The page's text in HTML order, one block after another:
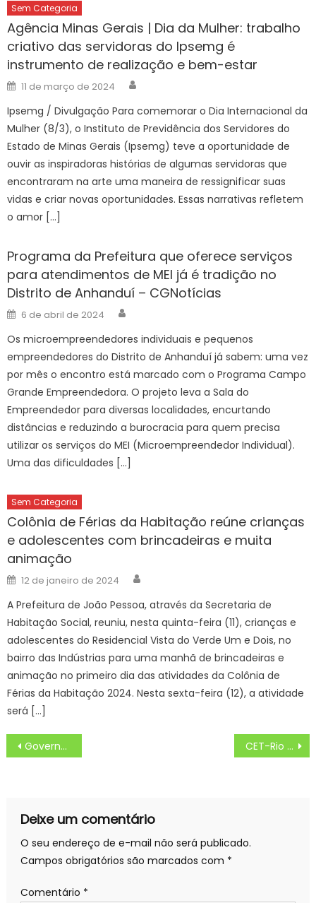
Sem Categoria
Agência Minas Gerais | Dia da Mulher: trabalho
criativo das servidoras do Ipsemg é
instrumento de realização e bem-estar
Posted
on
11 de março de 2024
Ipsemg / Divulgação Para comemorar o Dia Internacional da
Mulher (8/3), o Instituto de Previdência dos Servidores do
Estado de Minas Gerais (Ipsemg) teve a oportunidade de
ouvir as inspiradoras histórias de algumas servidoras que
encontraram na arte uma maneira de ressignificar suas
vidas e criar novas oportunidades. Essas narrativas refletem
o amor […]
Programa da Prefeitura que oferece serviços
para atendimentos de MEI já é tradição no
Distrito de Anhanduí – CGNotícias
Posted
on
6 de abril de 2024
Os microempreendedores individuais e pequenos
empreendedores do Distrito de Anhanduí já sabem: uma vez
por mês o encontro está marcado com o Programa Campo
Grande Empreendedora. O projeto leva a Sala do
Empreendedor para diversas localidades, encurtando
distâncias e reduzindo a burocracia para quem precisa
utilizar os serviços do MEI (Microempreendedor Individual).
Uma das dificuldades […]
Sem Categoria
Colônia de Férias da Habitação reúne crianças
e adolescentes com brincadeiras e muita
animação
Posted
on
12 de janeiro de 2024
A Prefeitura de João Pessoa, através da Secretaria de
Habitação Social, reuniu, nesta quinta-feira (11), crianças e
adolescentes do Residencial Vista do Verde Um e Dois, no
bairro das Indústrias para uma manhã de brincadeiras e
animação no primeiro dia das atividades da Colônia de
Férias da Habitação 2024. Nesta sexta-feira (12), a atividade
será […]
Navegação
de
Governo anuncia 1º Plano de Economia Criativa para fazer de MS referência nacional em políticas e gestão CET-Rio monta esquema de trânsito para obras do programa Bairro Maravilha na Avenida Teixeira de Castro – Prefeitura da Cidade do Rio de Janeiro
Deixe um comentário
O seu endereço de e-mail não será publicado.
Campos obrigatórios são marcados com *
Comentário *